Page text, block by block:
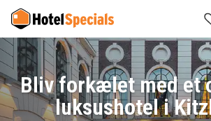
Bliv forkælet med et
luksushotel i